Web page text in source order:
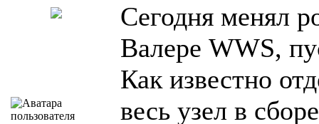
Сегодня менял
Валере WWS,
Как известно
весь узел в